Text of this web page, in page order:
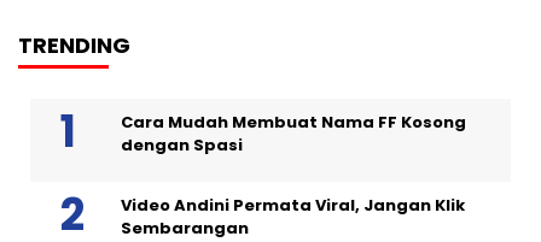
TRENDING
Cara Mudah Membuat Nama FF Kosong
dengan Spasi
Video Andini Permata Viral, Jangan Klik
Sembarangan